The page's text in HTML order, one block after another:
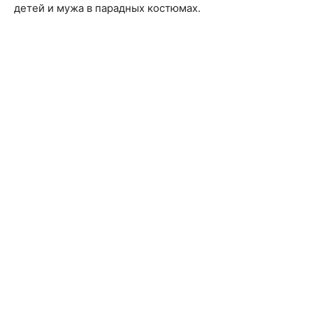
детей и мужа в парадных костюмах.